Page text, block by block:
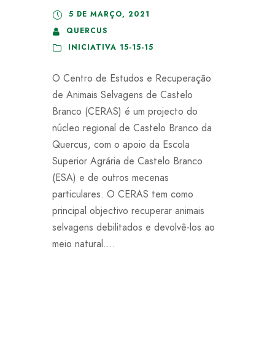
5 DE MARÇO, 2021
QUERCUS
INICIATIVA 15-15-15
O Centro de Estudos e Recuperação
de Animais Selvagens de Castelo
Branco (CERAS) é um projecto do
núcleo regional de Castelo Branco da
Quercus, com o apoio da Escola
Superior Agrária de Castelo Branco
(ESA) e de outros mecenas
particulares. O CERAS tem como
principal objectivo recuperar animais
selvagens debilitados e devolvê-los ao
meio natural....